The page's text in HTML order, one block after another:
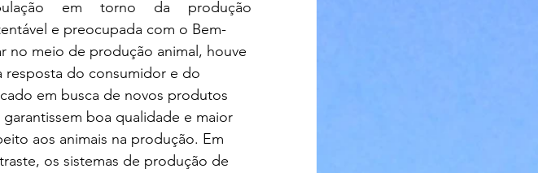
em torno da produção
e preocupada com o Bem-
no meio de produção animal, houve
resposta do consumidor e do
em busca de novos produtos
garantissem boa qualidade e maior
aos animais na produção. Em
os sistemas de produção de